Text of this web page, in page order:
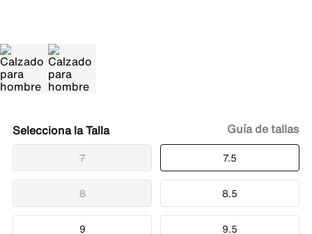
Talla
7 7.5
8 8.5
9 9.5
Guía de tallas